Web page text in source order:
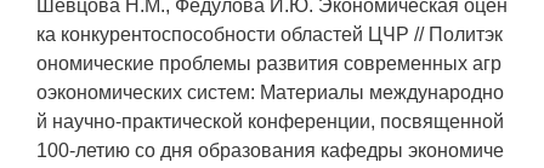
Шевцова Н.М., Федулова И.Ю. Экономическая оцен
ка конкурентоспособности областей ЦЧР // Политэк
ономические проблемы развития современных агр
оэкономических систем: Материалы международно
й научно-практической конференции, посвященной
100-летию со дня образования кафедры экономиче